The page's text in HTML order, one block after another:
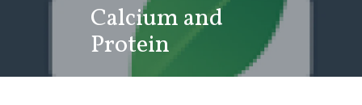
Calcium and
Protein